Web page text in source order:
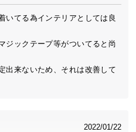
いてる為インテリアとしては良
ジックテープ等がついてると尚
出来ないため、それは改善して
2022/01/22